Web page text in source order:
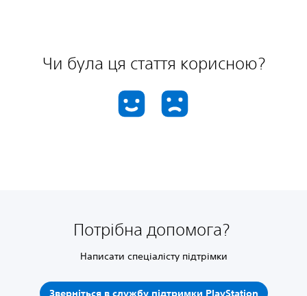
Чи була ця стаття корисною?
Потрібна допомога?
Написати спеціалісту підтрімки
Зверніться в службу підтримки PlayStation